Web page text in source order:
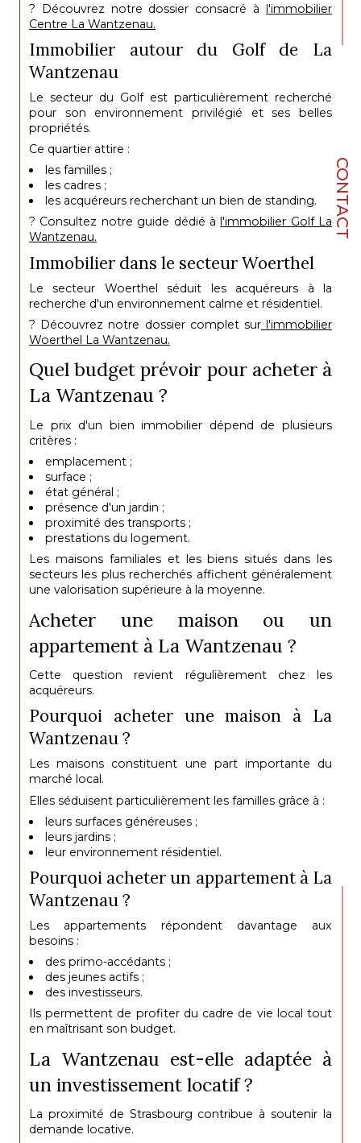
CONTACT
? Découvrez notre dossier consacré à l'immobilier
Centre La Wantzenau.
Immobilier autour du Golf de La
Wantzenau
Le secteur du Golf est particulièrement recherché
pour son environnement privilégié et ses belles
propriétés.
Ce quartier attire :
les familles ;
les cadres ;
les acquéreurs recherchant un bien de standing.
? Consultez notre guide dédié à l'immobilier Golf La
Wantzenau.
Immobilier dans le secteur Woerthel
Le secteur Woerthel séduit les acquéreurs à la
recherche d'un environnement calme et résidentiel.
? Découvrez notre dossier complet surl'immobilier
Woerthel La Wantzenau.
Quel budget prévoir pour acheter à
La Wantzenau ?
Le prix d'un bien immobilier dépend de plusieurs
critères :
emplacement ;
surface ;
état général ;
présence d'un jardin ;
proximité des transports ;
prestations du logement.
Les maisons familiales et les biens situés dans les
secteurs les plus recherchés affichent généralement
une valorisation supérieure à la moyenne.
Acheter une maison ou un
appartement à La Wantzenau ?
Cette question revient régulièrement chez les
acquéreurs.
Pourquoi acheter une maison à La
Wantzenau ?
Les maisons constituent une part importante du
marché local.
Elles séduisent particulièrement les familles grâce à :
leurs surfaces généreuses ;
leurs jardins ;
leur environnement résidentiel.
Pourquoi acheter un appartement à La
Wantzenau ?
Les appartements répondent davantage aux
besoins :
des primo-accédants ;
des jeunes actifs ;
des investisseurs.
Ils permettent de profiter du cadre de vie local tout
en maîtrisant son budget.
La Wantzenau est-elle adaptée à
un investissement locatif ?
La proximité de Strasbourg contribue à soutenir la
demande locative.